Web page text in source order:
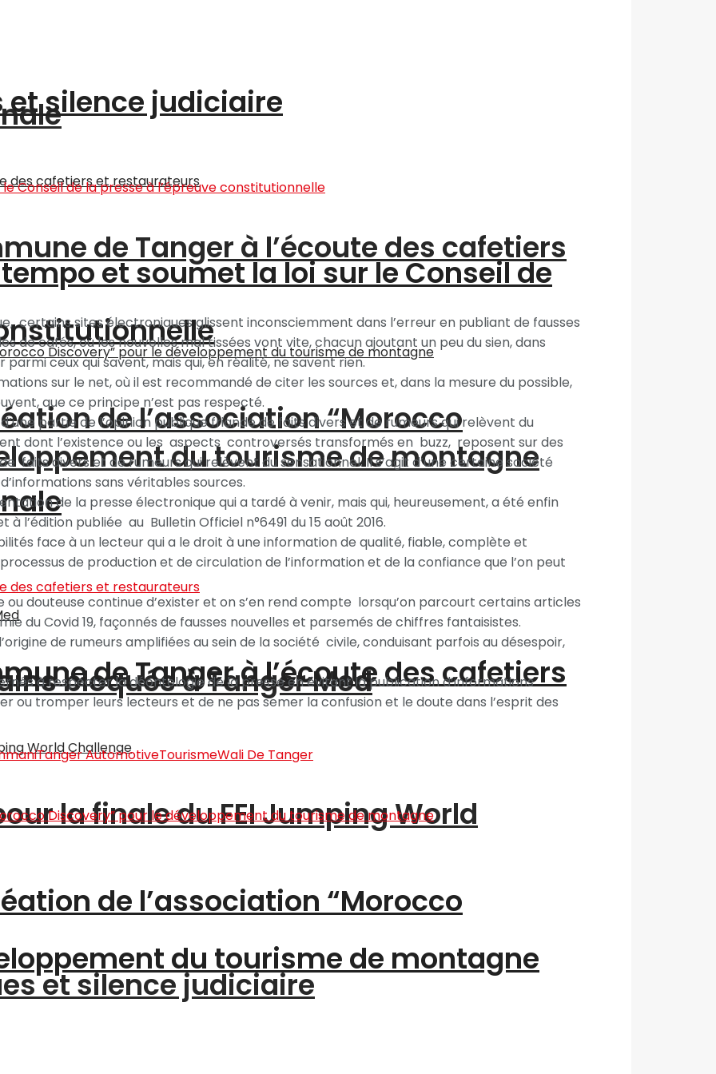
de Tanger à l’écoute des cafetiers
de l’association “Morocco
du tourisme de montagne
bloqués à Tanger Med
la finale du FEI Jumping World
et silence judiciaire
silence judiciaire
et soumet la loi sur le Conseil de
de Tanger à l’écoute des cafetiers
de l’association “Morocco
du tourisme de montagne
certains sites électroniques glissent inconsciemment dans l’erreur en publiant de fausses
de cafés, où les nouvelles mal tissées vont vite, chacun ajoutant un peu du sien, dans
ceux qui savent, mais qui, en réalité, ne savent rien.
sur le net, où il est recommandé de citer les sources et, dans la mesure du possible,
que ce principe n’est pas respecté.
partie de l’opinion publique friande de faits divers et de rumeurs qui relèvent du
dont l’existence ou les aspects controversés transformés en buzz, reposent sur des
faits divers et de rumeurs qui relèvent du sensationnel. Il s’agit d’une certaine société
sans véritables sources.
de la presse électronique qui a tardé à venir, mais qui, heureusement, a été enfin
l’édition publiée au Bulletin Officiel n°6491 du 15 août 2016.
face à un lecteur qui a le droit à une information de qualité, fiable, complète et
de production et de circulation de l’information et de la confiance que l’on peut
douteuse continue d’exister et on s’en rend compte lorsqu’on parcourt certains articles
du Covid 19, façonnés de fausses nouvelles et parsemés de chiffres fantaisistes.
de rumeurs amplifiées au sein de la société civile, conduisant parfois au désespoir,
à respecter la déontologie de la presse en évitant la publication d’informations
ou tromper leurs lecteurs et de ne pas semer la confusion et le doute dans l’esprit des
Tanger AutomotiveTourismeWali De Tanger